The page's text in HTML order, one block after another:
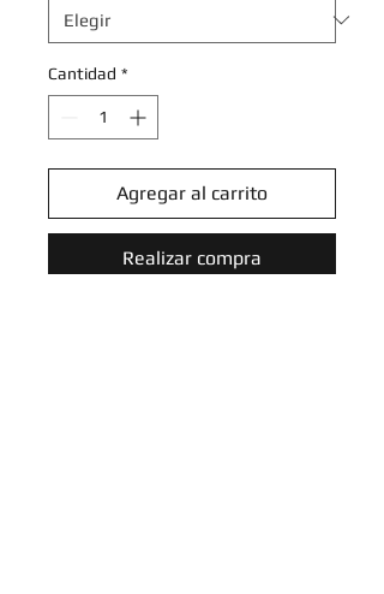
Cantidad *
Agregar al carrito
Realizar compra